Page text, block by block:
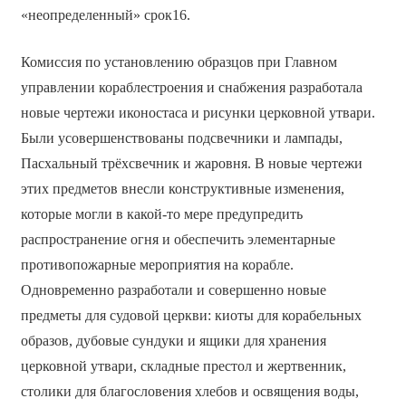
«неопределенный» срок16.
Комиссия по установлению образцов при Главном
управлении кораблестроения и снабжения разработала
новые чертежи иконостаса и рисунки церковной утвари.
Были усовершенствованы подсвечники и лампады,
Пасхальный трёхсвечник и жаровня. В новые чертежи
этих предметов внесли конструктивные изменения,
которые могли в какой-то мере предупредить
распространение огня и обеспечить элементарные
противопожарные мероприятия на корабле.
Одновременно разработали и совершенно новые
предметы для судовой церкви: киоты для корабельных
образов, дубовые сундуки и ящики для хранения
церковной утвари, складные престол и жертвенник,
столики для благословения хлебов и освящения воды,